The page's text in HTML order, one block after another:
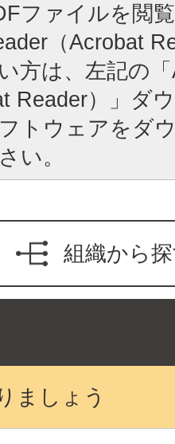
ファイルを閲
（Acrobat
方は、左記の
Reader）」ダ
トウェアをダ
い。
組織から
ましょう